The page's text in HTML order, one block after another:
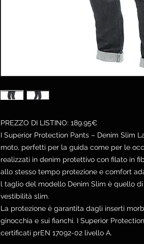
PREZZO DI LISTINO: 189.95€
I Superior Protection Pants – Denim Slim
moto, perfetti per la guida come per le
realizzati in denim protettivo con filato in
allo stesso tempo protezione e comfort
l taglio del modello Denim Slim è quello
vestibilità slim.
La protezione è garantita dagli inserti
ginocchia e sui fianchi. I Superior
certificati prEN 17092-02 livello A.